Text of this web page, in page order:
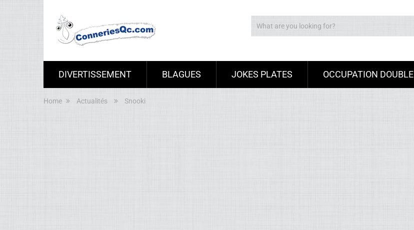
DIVERTISSEMENT BLAGUES JOKES PLATES OCCUPATION DOUBLE
Home Actualités Snooki